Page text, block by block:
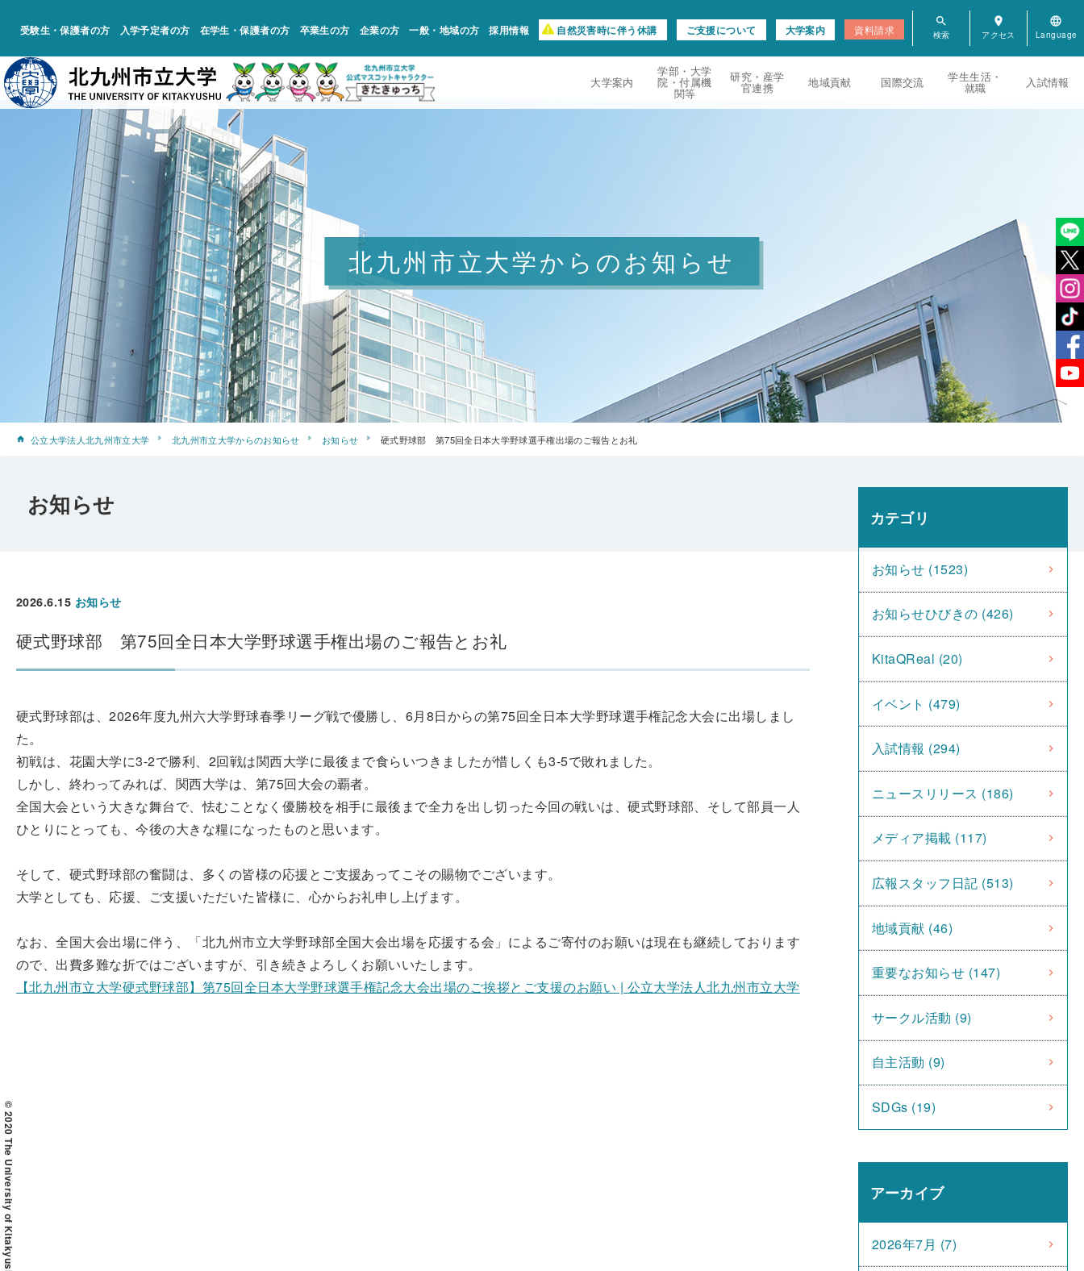
受験生・保護者の方 入学予定者の方 在学生・保護者の方 卒業生の方 企業の方 一般・地域の方 採用情報 自然災害時に伴う休講 ご支援について 大学案内 資料請求
search room language
大学案内
学部・大学
院・付属機
関等
研究・産学
官連携 地域貢献 国際交流 学生生活・
就職 入試情報
© 2020 The University of Kitakyushu
北九州市立大学からのお知らせ
公立大学法人北九州市立大学 北九州市立大学からのお知らせ お知らせ 硬式野球部 第75回全日本大学野球選手権出場のご報告とお礼
お知らせ
2026.6.15 お知らせ
硬式野球部 第75回全日本大学野球選手権出場のご報告とお礼
硬式野球部は、2026年度九州六大学野球春季リーグ戦で優勝し、6月8日からの第75回全日本大学野球選手権記念大会に出場しまし
た。
初戦は、花園大学に3‐2で勝利、2回戦は関西大学に最後まで食らいつきましたが惜しくも3‐5で敗れました。
しかし、終わってみれば、関西大学は、第75回大会の覇者。
全国大会という大きな舞台で、怯むことなく優勝校を相手に最後まで全力を出し切った今回の戦いは、硬式野球部、そして部員一人
ひとりにとっても、今後の大きな糧になったものと思います。
そして、硬式野球部の奮闘は、多くの皆様の応援とご支援あってこその賜物でございます。
大学としても、応援、ご支援いただいた皆様に、心からお礼申し上げます。
なお、全国大会出場に伴う、「北九州市立大学野球部全国大会出場を応援する会」によるご寄付のお願いは現在も継続しております
ので、出費多難な折ではございますが、引き続きよろしくお願いいたします。
【北九州市立大学硬式野球部】第75回全日本大学野球選手権記念大会出場のご挨拶とご支援のお願い | 公立大学法人北九州市立大学
カテゴリ
お知らせ (1523)
お知らせひびきの (426)
KitaQReal (20)
イベント (479)
入試情報 (294)
ニュースリリース (186)
メディア掲載 (117)
広報スタッフ日記 (513)
地域貢献 (46)
重要なお知らせ (147)
サークル活動 (9)
自主活動 (9)
SDGs (19)
アーカイブ
2026年7月 (7)